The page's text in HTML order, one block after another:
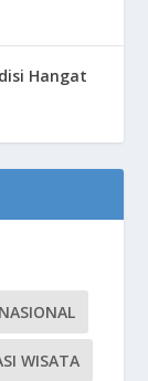
Hangat
WISATA